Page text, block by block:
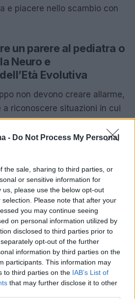
- Do Not Process My Personal
the sale, sharing to third parties, or
or sensitive information for
please use the below opt-out
Please note that after your
you may continue seeing
on personal information utilized by
disclosed to third parties prior to
opt-out of the further
information by third parties on the
participants. This information may
to third parties on the IAB’s List of
that may further disclose it to other
e piacere nello scambio con
un parere al pediatra o
Neuro e
Evolutiva
non devono creare allarme,
a riconoscere situazioni in cui
un approfondimento. Il primo
il pediatra, che potrà
coinvolgere altri
quando si osservano:
già acquisite;
o marcata ipotonia;
nell’uso del corpo o delle
verso volti, voce o relazione;
nel controllo del capo o